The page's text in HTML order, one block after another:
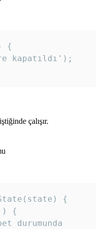
{
kapatıldı');
çalışır.
{
{
durumunda